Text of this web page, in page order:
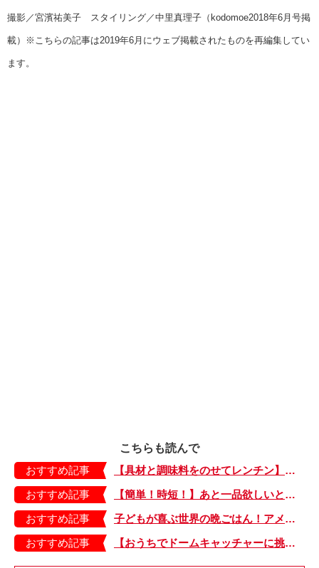
撮影／宮濱祐美子 スタイリング／中里真理子（kodomoe2018年6月号掲
載）※こちらの記事は2019年6月にウェブ掲載されたものを再編集してい
ます。
こちらも読んで
おすすめ記事
【具材と調味料をのせてレンチン】ケチャップ×バターの王道味！「うどんナポリタン」のできあがり♪
おすすめ記事
【簡単！時短！】あと一品欲しいときにおすすめの「卵とレタスの炒めもの」のレシピ
おすすめ記事
子どもが喜ぶ世界の晩ごはん！アメリカのフライドチキン＆フライドポテト
おすすめ記事
【おうちでドームキャッチャーに挑戦だ】アンパンマン わくわくドームキャッチャー